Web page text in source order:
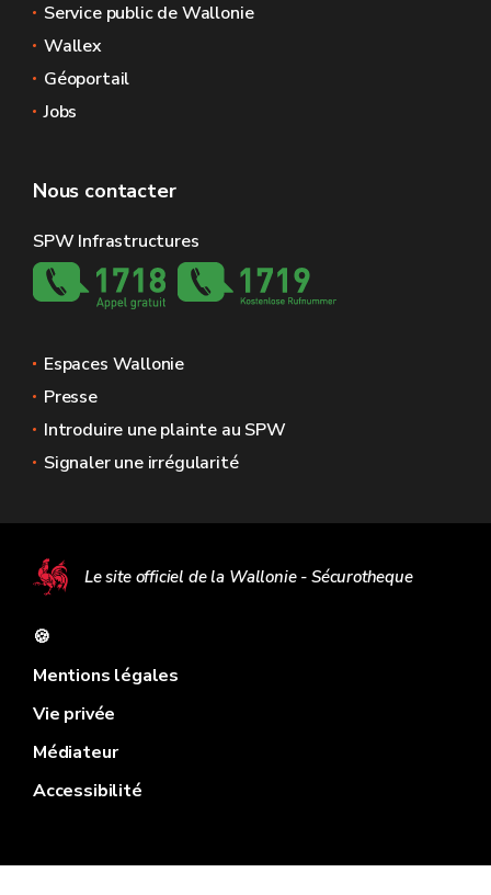
Service public de Wallonie
Wallex
Géoportail
Jobs
Nous contacter
SPW Infrastructures
Espaces Wallonie
Presse
Introduire une plainte au SPW
Signaler une irrégularité
Le site officiel de la Wallonie - Sécurotheque
🍪
Mentions légales
Vie privée
Médiateur
Accessibilité